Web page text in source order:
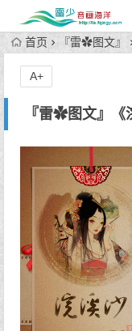
首页 『雷✿图文』
『雷✿图文』《
A+